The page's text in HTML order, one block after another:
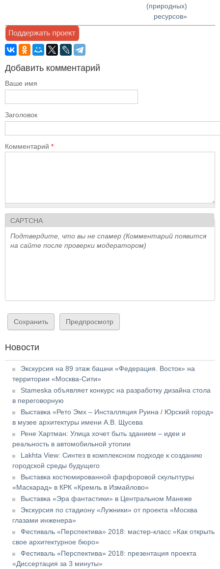
(природных)
ресурсов»
Добавить комментарий
Ваше имя
Заголовок
Комментарий *
CAPTCHA
Подтвердите, что вы не спамер (Комментарий появится
на сайте после проверки модератором)
Новости
Экскурсия на 89 этаж башни «Федерация. Восток» на
территории «Москва-Сити»
Stameska объявляет конкурс на разработку дизайна стола
в переговорную
Выставка «Рето Эмх – Инсталляция Руина / Юрский город»
в музее архитектуры имени А.В. Щусева
Рене Хартман: Улица хочет быть зданием – идеи и
реальность в автомобильной утопии
Lakhta View: Синтез в комплексном подходе к созданию
городской среды будущего
Выставка костюмированной фарфоровой скульптуры
«Маскарад» в КРК «Кремль в Измайлово»
Выставка «Эра фантастики» в Центральном Манеже
Экскурсия по стадиону «Лужники» от проекта «Москва
глазами инженера»
Фестиваль «Перспектива» 2018: мастер-класс «Как открыть
свое архитектурное бюро»
Фестиваль «Перспектива» 2018: презентация проекта
«Диссертация за 3 минуты»